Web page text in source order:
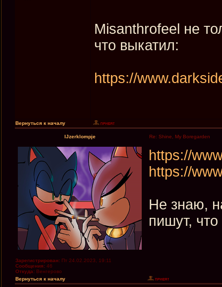
Misanthrofeel не
что выкатил:
https://
Вернуться к началу
IJzerklompje Re: Shine, My Boregarden
Зарегистрирован: Пт 24.02.2023, 19:11
Сообщения: 46
Откуда: Венгерово
https://
https://
Не знаю,
пишут,
Вернуться к началу